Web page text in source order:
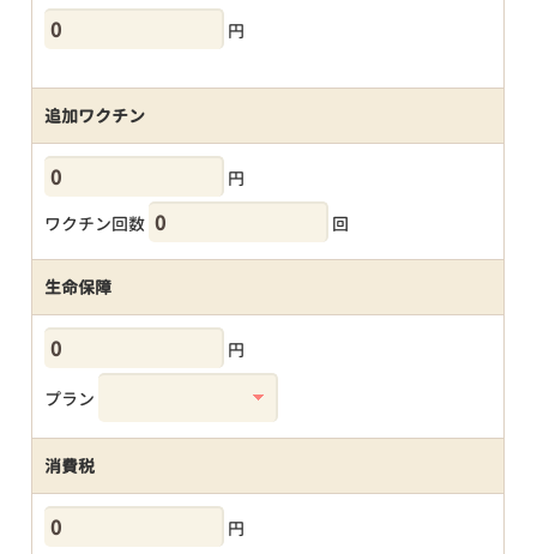
円
追加ワクチン
円
ワクチン回数
回
生命保障
円
プラン
消費税
円